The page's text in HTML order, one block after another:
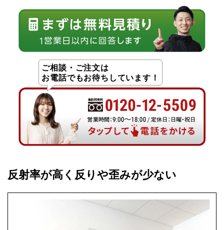
ご相談・ご注文は
お電話でもお待ちしています！
反射率が高く反りや歪みが少ない